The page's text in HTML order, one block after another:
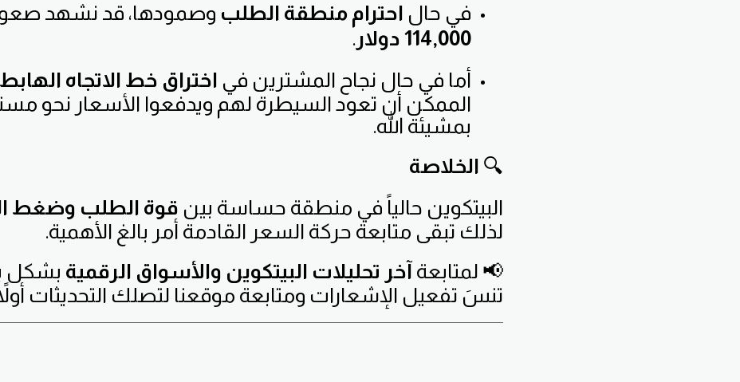
في حال احترام منطقة الطلب وصمودها، قد نشهد
114,000 دولار
.
أما في حال نجاح المشترين في اختراق خط الاتجاه الهابط
الممكن أن تعود السيطرة لهم ويدفعوا الأسعار نحو
بمشيئة الله.
🔍 الخلاصة
البيتكوين حالياً في منطقة حساسة بين قوة الطلب وضغط
لذلك تبقى متابعة حركة السعر القادمة أمر بالغ الأهمية.
📢 لمتابعة آخر تحليلات البيتكوين والأسواق الرقمية بشكل
تنسَ تفعيل الإشعارات ومتابعة موقعنا لتصلك التحديثات